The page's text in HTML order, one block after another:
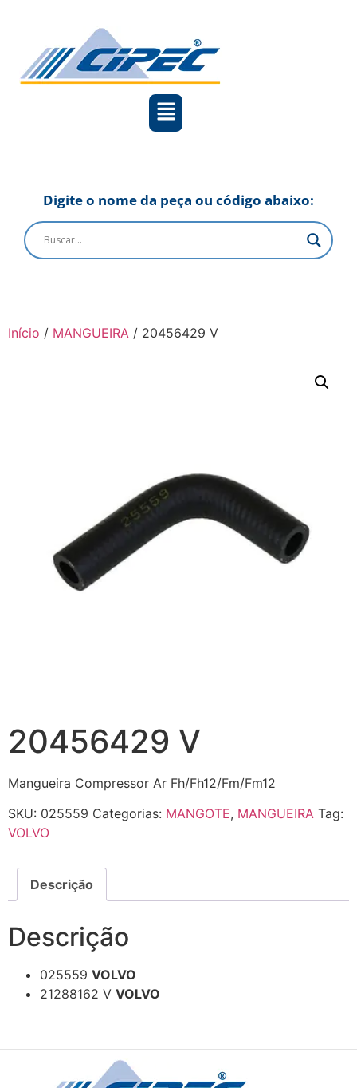
Digite o nome da peça ou código abaixo:
Início / MANGUEIRA / 20456429 V
20456429 V
Mangueira Compressor Ar Fh/Fh12/Fm/Fm12
SKU: 025559 Categorias: MANGOTE, MANGUEIRA Tag:
VOLVO
Descrição
Descrição
025559 VOLVO
21288162 V VOLVO